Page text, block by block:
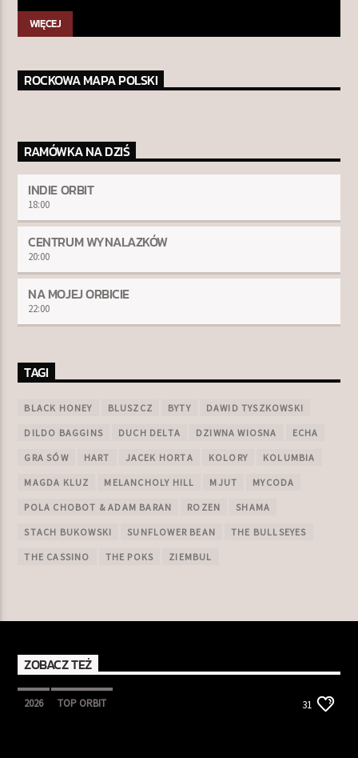
WIĘCEJ
ROCKOWA MAPA POLSKI
RAMÓWKA NA DZIŚ
INDIE ORBIT
18:00
CENTRUM WYNALAZKÓW
20:00
NA MOJEJ ORBICIE
22:00
TAGI
BLACK HONEY BLUSZCZ BYTY DAWID TYSZKOWSKI
DILDO BAGGINS DUCH DELTA DZIWNA WIOSNA ECHA
GRA SÓW HART JACEK HORTA KOLORY KOLUMBIA
MAGDA KLUZ MELANCHOLY HILL MJUT MYCODA
POLA CHOBOT & ADAM BARAN ROZEN SHAMA
STACH BUKOWSKI SUNFLOWER BEAN THE BULLSEYES
THE CASSINO THE POKS ZIEMBUL
ZOBACZ TEŻ
2026 TOP ORBIT 31